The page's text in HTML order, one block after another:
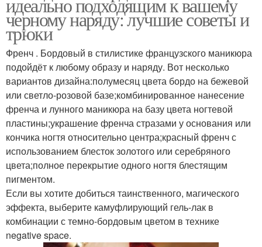
черному наряду: лучшие советы и
трюки
Френч . Бордовый в стилистике французского маникюра
подойдёт к любому образу и наряду. Вот несколько
вариантов дизайна:полумесяц цвета бордо на бежевой
или светло-розовой базе;комбинированное нанесение
френча и лунного маникюра на базу цвета ногтевой
пластины;украшение френча стразами у основания или
кончика ногтя относительно центра;красный френч с
использованием блесток золотого или серебряного
цвета;полное перекрытие одного ногтя блестящим
пигментом.
Если вы хотите добиться таинственного, магического
эффекта, выберите камуфлирующий гель-лак в
комбинации с темно-бордовым цветом в технике
negative space.